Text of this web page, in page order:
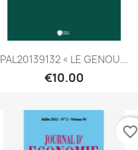
Quick view
PAL20139132 « LE GENOU...
€10.00
favorite_border